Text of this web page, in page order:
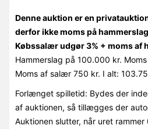
Denne auktion er en
derfor ikke moms på
Købssalær udgør 3% + moms af
Hammerslag på 100.000 kr.
Moms af salær 750 kr. I alt:
Forlænget spilletid: Bydes der
af auktionen, så tillægges der
Auktionen slutter, når uret